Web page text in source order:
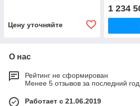
Цену уточняйте
1 234
О нас
Рейтинг не сформирован
Менее 5 отзывов за последний год
Работает с 21.06.2019